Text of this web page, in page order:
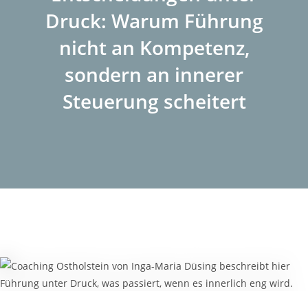
Druck: Warum Führung
nicht an Kompetenz,
sondern an innerer
Steuerung scheitert